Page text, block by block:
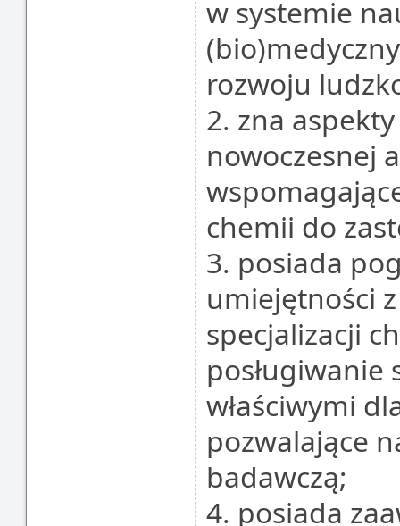
w systemie
rozwoju
2. zna
nowoczesnej
chemii do
3. posiada
umiejętności
specjalizacji
właściwymi
pozwalające
badawczą;
4. posiada